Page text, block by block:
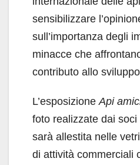
sensibilizzare
sull’importanza degli
minacce che
contributo allo
L’esposizione Api
foto realizzate dai
sarà allestita nelle
di attività commerciali